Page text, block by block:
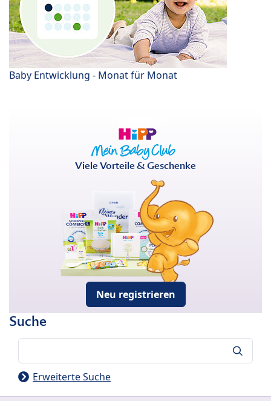
Baby Entwicklung - Monat für Monat
Viele Vorteile & Geschenke
Neu registrieren
Suche
Erweiterte Suche